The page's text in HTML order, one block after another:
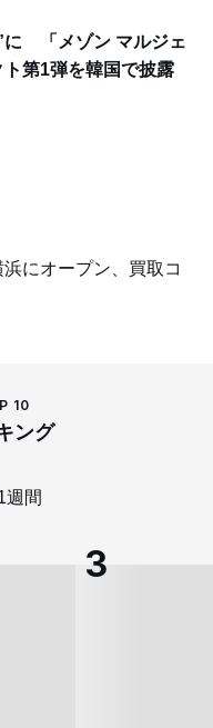
に 「メゾン マルジェ
第1弾を韓国で披露
にオープン、買取コ
10
ング
週間